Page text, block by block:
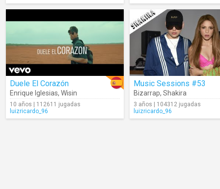
Duele El Corazón
Enrique Iglesias, Wisin
10 años | 112611 jugadas
luizricardo_96
Music Sessions #53
Bizarrap, Shakira
3 años | 104312 jugadas
luizricardo_96